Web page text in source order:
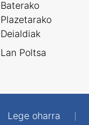
Baterako
Plazetarako
Deialdiak
Lan Poltsa
Lege oharra